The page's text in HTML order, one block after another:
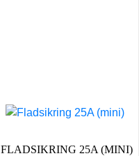
FLADSIKRING 25A (MINI)